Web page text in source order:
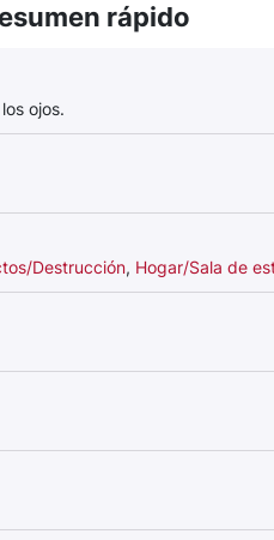
rápido
ojos.
Destrucción, Hogar/Sala de